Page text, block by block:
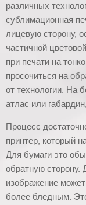
различных
сублимационная
лицевую сторону,
частичной
при печати на
просочиться на
от технологии. На
атлас или
Процесс
принтер, который
Для бумаги это
обратную сторону.
изображение
более бледным.